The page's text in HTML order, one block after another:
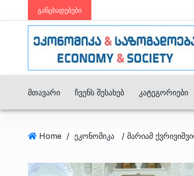
განცხადებები
Მთავარი Ჩვენს Შესახებ Კატეგორიები
Home / ეკონომიკა